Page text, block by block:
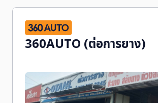
360AUTO (ต่อการยาง)